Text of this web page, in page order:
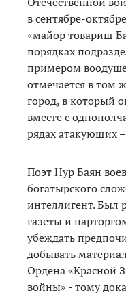
в сентябре-
«майор товарищ
порядках
примером
отмечается в том
город, в который
вместе с
рядах атакующих
Поэт Нур Баян
богатырского
интеллигент. Был
газеты и
убеждать
добывать
Ордена «Красной
войны» - тому